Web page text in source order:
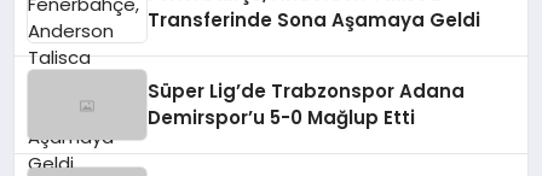
Transferinde Sona Aşamaya Geldi
Süper Lig’de Trabzonspor Adana
Demirspor’u 5-0 Mağlup Etti